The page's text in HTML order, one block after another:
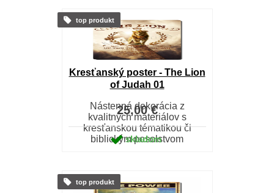
Kresťanský poster - The Lion
of Judah 01
Nástenná dekorácia z
kvalitných materiálov s
kresťanskou tématikou či
biblickým posolstvom
25,00 €
skladom
top produkt
top produkt